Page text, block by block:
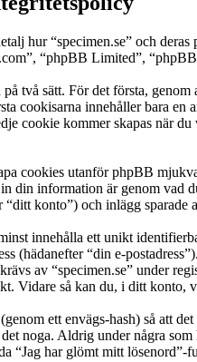
hur “specimen.se” och deras
“phpBB Limited”,
två sätt. För det första,
cookisarna innehåller bara en
cookie kommer skapas när du
cookies utanför phpBB
din information är genom vad
“ditt konto”) och inlägg
innehålla ett unikt
(hädanefter “din e-
av “specimen.se” under
Vidare så kan du, i ditt konto,
ett envägs-hash) så att
det noga. Aldrig under några
“Jag har glömt mitt